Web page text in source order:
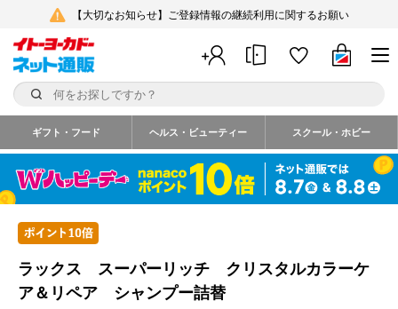
【大切なお知らせ】ご登録情報の継続利用に関するお願い
ギフト・フード ヘルス・ビューティー スクール・ホビー
ラックス スーパーリッチ クリスタルカラーケ
ア＆リペア シャンプー詰替